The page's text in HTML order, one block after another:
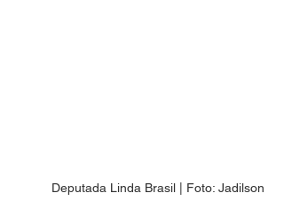
Deputada Linda Brasil | Foto: Jadilson